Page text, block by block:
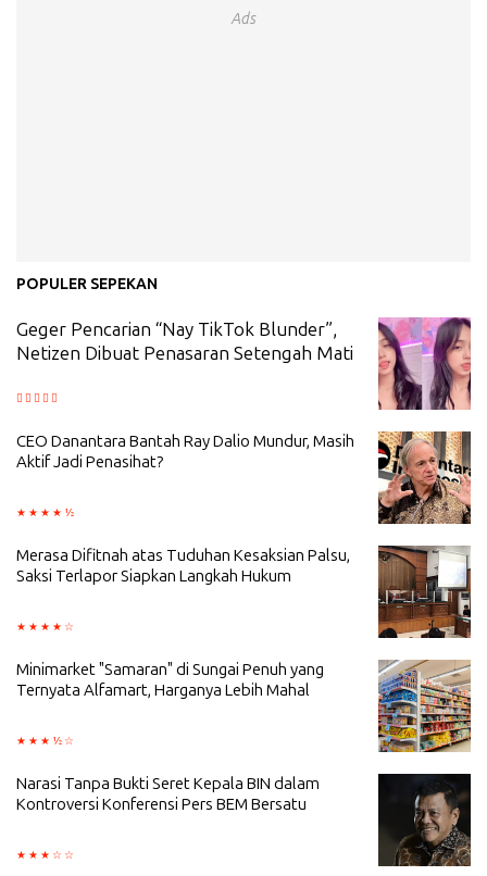
Ads
POPULER SEPEKAN
Geger Pencarian “Nay TikTok Blunder”,
Netizen Dibuat Penasaran Setengah Mati
CEO Danantara Bantah Ray Dalio Mundur, Masih
Aktif Jadi Penasihat?
Merasa Difitnah atas Tuduhan Kesaksian Palsu,
Saksi Terlapor Siapkan Langkah Hukum
Minimarket "Samaran" di Sungai Penuh yang
Ternyata Alfamart, Harganya Lebih Mahal
Narasi Tanpa Bukti Seret Kepala BIN dalam
Kontroversi Konferensi Pers BEM Bersatu